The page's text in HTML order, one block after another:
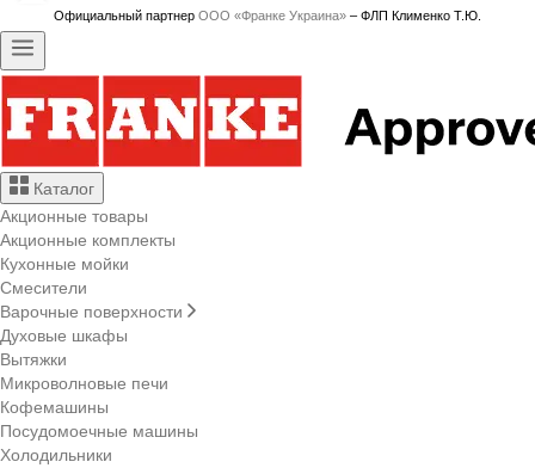
Официальный партнер ООО «Франке Украина» – ФЛП Клименко Т.Ю.
Каталог
Акционные товары
Акционные комплекты
Кухонные мойки
Смесители
Варочные поверхности
Духовые шкафы
Вытяжки
Микроволновые печи
Кофемашины
Посудомоечные машины
Холодильники